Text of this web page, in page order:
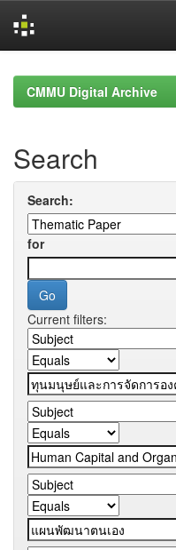
navigationCMMU Digital Archive
Search
Search:
for
Current filters: